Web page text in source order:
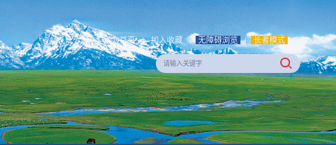
设为首页 | 加入收藏 | 无障碍浏览 | 长者模式